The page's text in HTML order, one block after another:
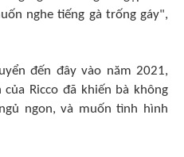
nghe tiếng gà trống gáy",
đến đây vào năm 2021,
Ricco đã khiến bà không
ngon, và muốn tình hình